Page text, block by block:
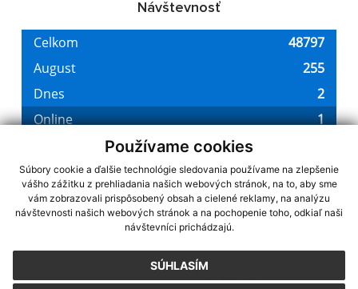
Používame cookies
Súbory cookie a ďalšie technológie sledovania používame na zlepšenie
vášho zážitku z prehliadania našich webových stránok, na to, aby sme
vám zobrazovali prispôsobený obsah a cielené reklamy, na analýzu
návštevnosti našich webových stránok a na pochopenie toho, odkiaľ naši
návštevníci prichádzajú.
SÚHLASÍM
Návštevnosť
využite možnosť získavania aktuálnych informácií s využitím RSS
CMS systém (redakčný) systém ECHELON 2,Mapa stránok,web portál
webex.digital, s.r.o.,domény,registrácia domény
Posledná aktualizácia:07.08.2026